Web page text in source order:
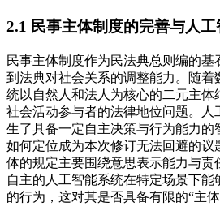
2.1 民事主体制度的完善与人
民事主体制度作为民法典总则编的基
到法典对社会关系的调整能力。随着
统以自然人和法人为核心的二元主体
社会活动参与者的法律地位问题。人
生了具备一定自主决策与行为能力的
如何定位成为本次修订无法回避的议
体的规定主要围绕意思表示能力与责
自主的人工智能系统在特定场景下
的行为，这对其是否具备有限的“主体